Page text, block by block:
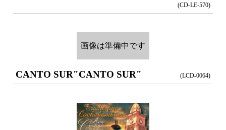
(CD-LE-570)
画像は準備中です
CANTO SUR"CANTO SUR" (LCD-0064)